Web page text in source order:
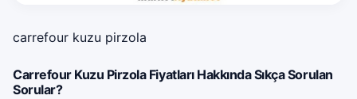
carrefour kuzu pirzola
Carrefour Kuzu Pirzola Fiyatları Hakkında Sıkça Sorulan
Sorular?